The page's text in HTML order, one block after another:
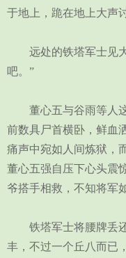
于地上，跪在地上大声
远处的铁塔军士见大
吧。”
董心五与谷雨等人这
前数具尸首横卧，鲜血
痛声中宛如人间炼狱，
董心五强自压下心头震
爷搭手相救，不知将军
铁塔军士将腰牌丢还
丰，不过一个丘八而已